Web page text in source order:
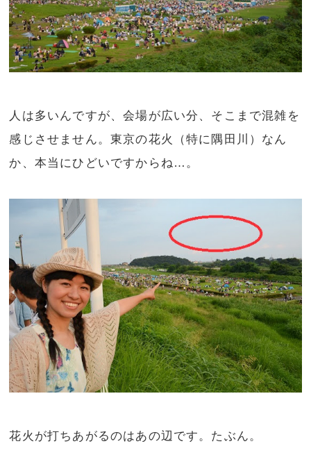
人は多いんですが、会場が広い分、そこまで混雑を
感じさせません。東京の花火（特に隅田川）なん
か、本当にひどいですからね…。
花火が打ちあがるのはあの辺です。たぶん。